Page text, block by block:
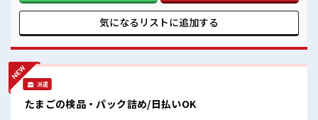
ニケーションも取りやすい？ 仕事の合間の息抜きは休憩室で
♪ ロッカーあり！ 安心してお仕事に集中♪ 残業はほとんどあ
りません！気になるリストに追加する
派遣
たまごの検品・パック詰め/日払いOK